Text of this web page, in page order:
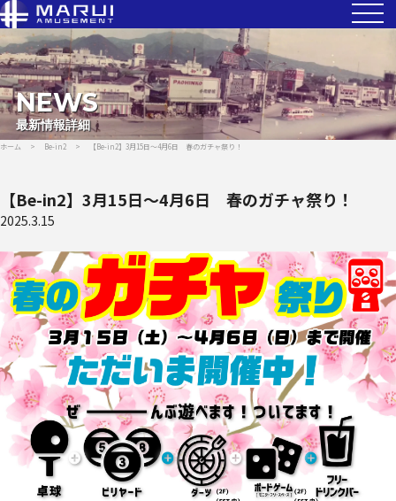
NEWS
最新情報詳細
ホーム > Be-in2 > 【Be-in2】3月15日～4月6日 春のガチャ祭り！
【Be-in2】3月15日～4月6日 春のガチャ祭り！
2025.3.15